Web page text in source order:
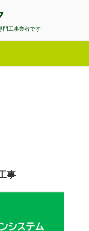
門工事業者です
事